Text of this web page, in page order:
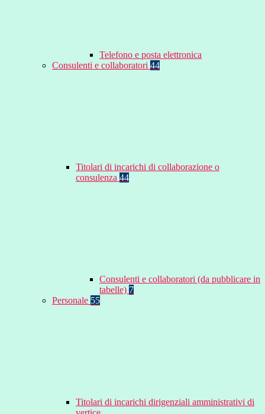
Telefono e posta elettronica
Consulenti e collaboratori 44
Titolari di incarichi di collaborazione o
consulenza 44
Consulenti e collaboratori (da pubblicare in
tabelle) 7
Personale 55
Titolari di incarichi dirigenziali amministrativi di